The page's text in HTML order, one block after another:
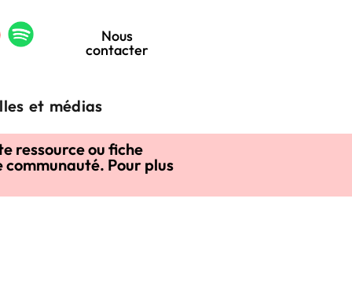
Nous
contacter
et médias
ressource ou fiche
Pour plus